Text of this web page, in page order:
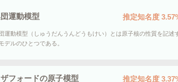
運動模型 推定知名度
運動模型（しゅうだんうんどうもけい）とは原子核の性質を記述
デルのひとつである。
フォードの原子模型 推定知名度